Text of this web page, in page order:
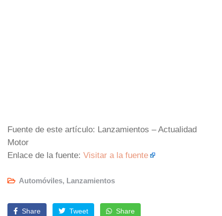
Fuente de este artículo: Lanzamientos – Actualidad
Motor
Enlace de la fuente: Visitar a la fuente
Automóviles, Lanzamientos
Share Tweet Share